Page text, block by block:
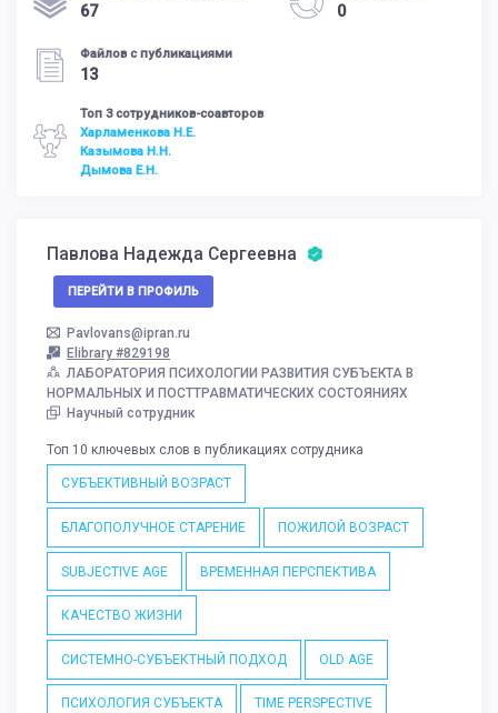
67 0
Файлов с публикациями
13
Топ 3 сотрудников-соавторов
Харламенкова Н.Е.
Казымова Н.Н.
Дымова Е.Н.
Павлова Надежда Сергеевна
ПЕРЕЙТИ В ПРОФИЛЬ
Pavlovans@ipran.ru
Elibrary #829198
ЛАБОРАТОРИЯ ПСИХОЛОГИИ РАЗВИТИЯ СУБЪЕКТА В
НОРМАЛЬНЫХ И ПОСТТРАВМАТИЧЕСКИХ СОСТОЯНИЯХ
Научный сотрудник
Топ 10 ключевых слов в публикациях сотрудника
СУБЪЕКТИВНЫЙ ВОЗРАСТ
БЛАГОПОЛУЧНОЕ СТАРЕНИЕ ПОЖИЛОЙ ВОЗРАСТ
SUBJECTIVE AGE ВРЕМЕННАЯ ПЕРСПЕКТИВА
КАЧЕСТВО ЖИЗНИ
СИСТЕМНО-СУБЪЕКТНЫЙ ПОДХОД OLD AGE
ПСИХОЛОГИЯ СУБЪЕКТА TIME PERSPECTIVE